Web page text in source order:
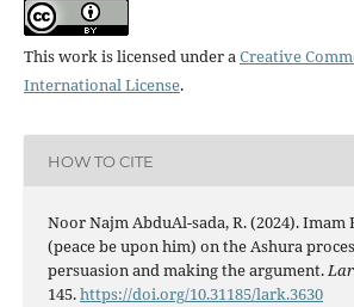
This work is licensed under aCreative
International License.
HOW TO CITE
Noor Najm AbduAl-sada, R. (2024). Imam
(peace be upon him) on the Ashura
persuasion and making the argument.
145.https://doi.org/10.31185/lark.3630